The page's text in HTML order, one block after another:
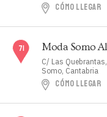
CÓMO LLEGAR
Moda Somo
C/ Las
Somo, Cantabria
CÓMO LLEGAR